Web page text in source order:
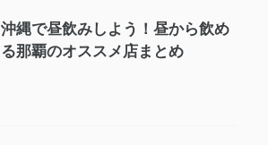
沖縄で昼飲みしよう！昼から飲め
る那覇のオススメ店まとめ